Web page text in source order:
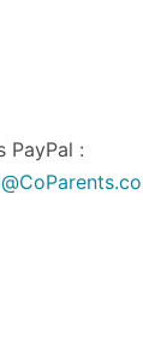
PayPal :